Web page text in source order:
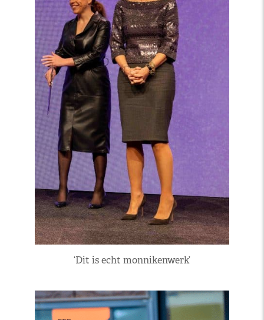
‘Dit is echt monnikenwerk’